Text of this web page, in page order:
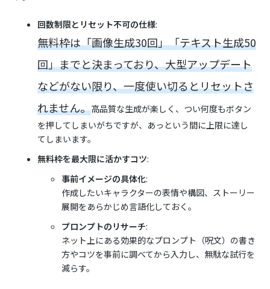
回数制限とリセット不可の仕様:
無料枠は「画像生成30回」「テキスト生成50
回」までと決まっており、大型アップデート
などがない限り、一度使い切るとリセットさ
れません。高品質な生成が楽しく、つい何度もボタン
を押してしまいがちですが、あっという間に上限に達し
てしまいます。
無料枠を最大限に活かすコツ:
事前イメージの具体化:
作成したいキャラクターの表情や構図、ストーリー
展開をあらかじめ言語化しておく。
プロンプトのリサーチ:
ネット上にある効果的なプロンプト（呪文）の書き
方やコツを事前に調べてから入力し、無駄な試行を
減らす。